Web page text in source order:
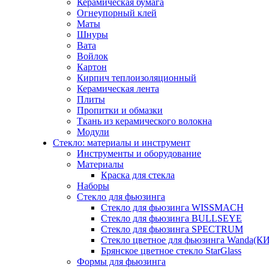
Керамическая бумага
Огнеупорный клей
Маты
Шнуры
Вата
Войлок
Картон
Кирпич теплоизоляционный
Керамическая лента
Плиты
Пропитки и обмазки
Ткань из керамического волокна
Модули
Стекло: материалы и инструмент
Инструменты и оборудование
Материалы
Краска для стекла
Наборы
Стекло для фьюзинга
Стекло для фьюзинга WISSMACH
Стекло для фьюзинга BULLSEYE
Стекло для фьюзинга SPECTRUM
Стекло цветное для фьюзинга
Брянское цветное стекло StarGlass
Формы для фьюзинга